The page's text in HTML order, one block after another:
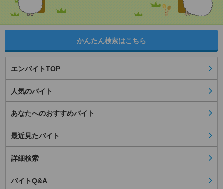
かんたん検索はこちら
エンバイトTOP
人気のバイト
あなたへのおすすめバイト
最近見たバイト
詳細検索
バイトQ&A